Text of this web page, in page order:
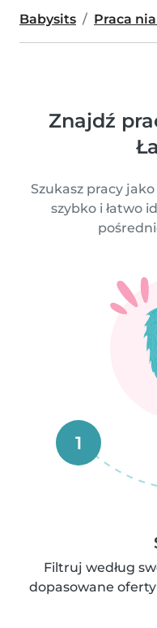
Babysits Praca
Znajdź
Szukasz pracy
szybko i łatwo
1
Filtruj według
dopasowane